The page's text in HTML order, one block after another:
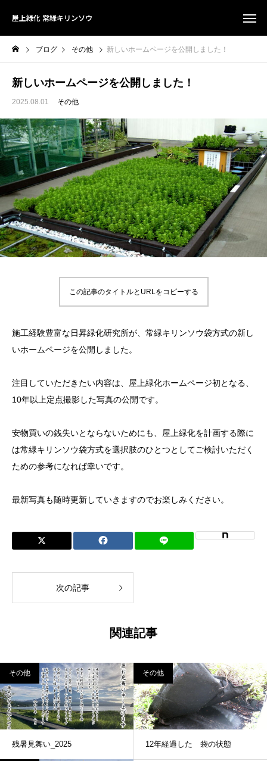
屋上緑化 常緑キリンソウ
ブログ その他 新しいホームページを公開しました！
新しいホームページを公開しました！
2025.08.01 その他
この記事のタイトルとURLをコピーする
施工経験豊富な日昇緑化研究所が、常緑キリンソウ袋方式の新し
いホームページを公開しました。
注目していただきたい内容は、屋上緑化ホームページ初となる、
10年以上定点撮影した写真の公開です。
安物買いの銭失いとならないためにも、屋上緑化を計画する際に
は常緑キリンソウ袋方式を選択肢のひとつとしてご検討いただく
ための参考になれば幸いです。
最新写真も随時更新していきますのでお楽しみください。
次の記事
関連記事
その他
残暑見舞い_2025
その他
12年経過した 袋の状態